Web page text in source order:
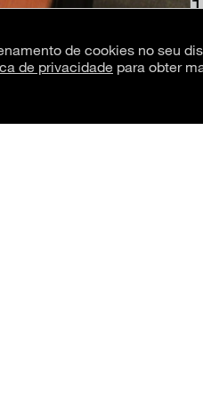
de cookies no seu
de privacidade para obter